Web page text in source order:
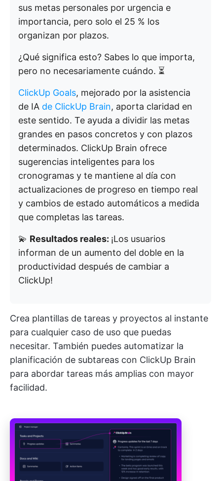
sus metas personales por urgencia e
importancia, pero solo el 25 % los
organizan por plazos.
¿Qué significa esto? Sabes lo que importa,
pero no necesariamente cuándo. ⏳
ClickUp Goals, mejorado por la asistencia
de IA de ClickUp Brain, aporta claridad en
este sentido. Te ayuda a dividir las metas
grandes en pasos concretos y con plazos
determinados. ClickUp Brain ofrece
sugerencias inteligentes para los
cronogramas y te mantiene al día con
actualizaciones de progreso en tiempo real
y cambios de estado automáticos a medida
que completas las tareas.
💫 Resultados reales: ¡Los usuarios
informan de un aumento del doble en la
productividad después de cambiar a
ClickUp!
Crea plantillas de tareas y proyectos al instante
para cualquier caso de uso que puedas
necesitar. También puedes automatizar la
planificación de subtareas con ClickUp Brain
para abordar tareas más amplias con mayor
facilidad.